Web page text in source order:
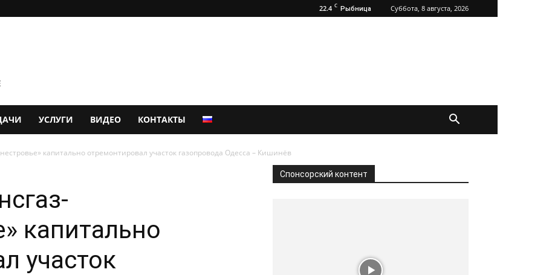
22.4 C Рыбница Суббота, 8 августа, 2026
УСЛУГИ ВИДЕО КОНТАКТЫ
капитально отремонтировал участок газопровода Одесса – Кишинёв
капитально
участок
Спонсорский контент